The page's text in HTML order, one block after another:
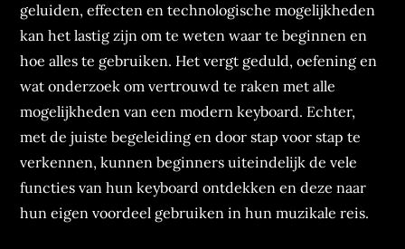
geluiden, effecten en technologische mogelijkheden
kan het lastig zijn om te weten waar te beginnen en
hoe alles te gebruiken. Het vergt geduld, oefening en
wat onderzoek om vertrouwd te raken met alle
mogelijkheden van een modern keyboard. Echter,
met de juiste begeleiding en door stap voor stap te
verkennen, kunnen beginners uiteindelijk de vele
functies van hun keyboard ontdekken en deze naar
hun eigen voordeel gebruiken in hun muzikale reis.